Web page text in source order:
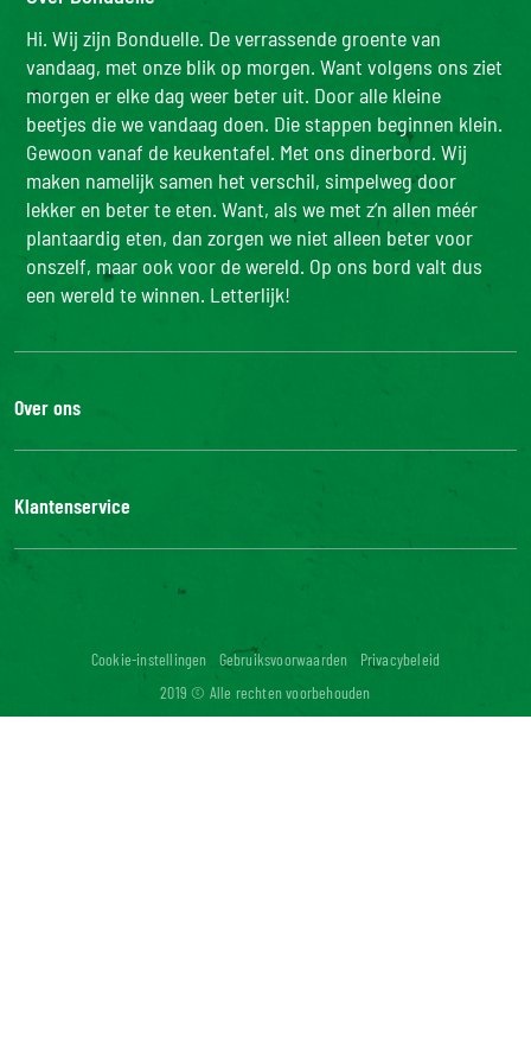
Koolhydraten (g)
15 g
- w.v. suikers (g)
<0,5 g
<0,5 g
Voedingsvezels (g)
7,7 g
10 g
Eiwitten (g)
6,4 g
8,3 g
Zout (g)
0,3 g 0,39 g
Of bereid het product zoals aangegeven in het
recept.
ruik en proef!
Hi. Wij zijn Bonduelle. De verrassende groente van
vandaag, met onze blik op morgen. Want volgens ons ziet
morgen er elke dag weer beter uit. Door alle kleine
beetjes die we vandaag doen. Die stappen beginnen klein.
Gewoon vanaf de keukentafel. Met ons dinerbord. Wij
maken namelijk samen het verschil, simpelweg door
lekker en beter te eten. Want, als we met z’n allen méér
plantaardig eten, dan zorgen we niet alleen beter voor
onszelf, maar ook voor de wereld. Op ons bord valt dus
een wereld te winnen. Letterlijk!
Over ons
De Bonduelle groep
Bonduelle Food Service
Klantenservice
Neem contact met ons op
Veelgestelde vragen
Cookie-instellingen Gebruiksvoorwaarden
Privacybeleid
2019 © Alle rechten voorbehouden